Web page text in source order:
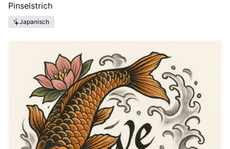
Pinselstrich
Japanisch